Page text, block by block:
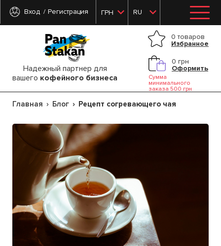
Вход Регистрация ГРН RU
Надежный партнер для
вашего кофейного бизнеса
0 товаров
Избранное
0 грн
Оформить
Сумма
минимального
заказа 500 грн
Главная Блог Рецепт согревающего чая